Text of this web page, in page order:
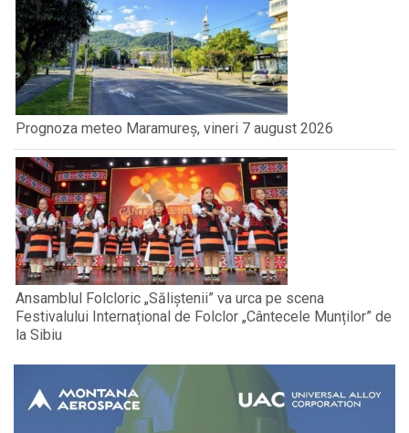
Prognoza meteo Maramureș, vineri 7 august 2026
Ansamblul Folcloric „Săliștenii” va urca pe scena
Festivalului Internațional de Folclor „Cântecele Munților” de
la Sibiu